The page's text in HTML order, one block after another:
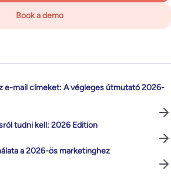
Book a demo
e-mail címeket: A végleges útmutató 2026-
tudni kell: 2026 Edition
a 2026-ös marketinghez